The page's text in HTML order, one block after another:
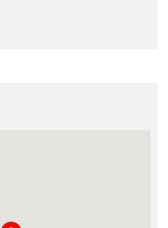
eine Punkteanzahl